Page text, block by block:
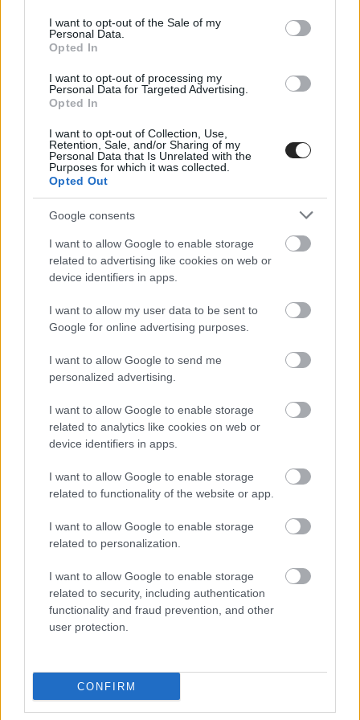
consent section.
I want to opt-out of the Sale of my
Personal Data.
Opted In
I want to opt-out of processing my
Personal Data for Targeted Advertising.
Opted In
I want to opt-out of Collection, Use,
Retention, Sale, and/or Sharing of my
Personal Data that Is Unrelated with the
Purposes for which it was collected.
Opted Out
Google consents
I want to allow Google to enable storage
related to advertising like cookies on web or
device identifiers in apps.
I want to allow my user data to be sent to
Google for online advertising purposes.
I want to allow Google to send me
personalized advertising.
I want to allow Google to enable storage
related to analytics like cookies on web or
device identifiers in apps.
I want to allow Google to enable storage
related to functionality of the website or app.
I want to allow Google to enable storage
related to personalization.
I want to allow Google to enable storage
related to security, including authentication
functionality and fraud prevention, and other
user protection.
CONFIRM
απαντά σε περίπου 29.000 μηνύματα ανά
δευτερόλεπτο. Από έναν απλό μηχανισμό πρόσβασης
στη γνώση, έχει εξελιχθεί σε έναν ισχυρό βοηθό ικανό να
δημιουργεί κείμενο, εικόνες, βίντεο, κώδικα και να
ερμηνεύει γραφήματα. Οι προηγμένες δυνατότητες
συλλογισμού του το καθιστούν χρήσιμο σε πολλαπλές
Το ChatGPT έχει εξελιχθεί σε εκπαιδευτικό coach,
εμπιστευτικό σύμβουλο, ψυχολόγο και βοηθό αγορών.
Από τον Δεκέμβριο, η OpenAI θα επιτρέπει μάλιστα και
ερωτικές συνομιλίες στην πλατφόρμα. Η μνήμη του
συστήματος επιτρέπει την παροχή ολοένα πιο
εξατομικευμένων απαντήσεων. Πρόσφατα, η εταιρεία
εισήγαγε ομαδικές συνομιλίες στο ChatGPT, όπου οι
συμμετέχοντες μπορούν να οργανώσουν ταξίδια, να
συγγράψουν έγγραφα ή να διεξάγουν συλλογική έρευνα,
δίνοντάς του χαρακτηριστικά εφαρμογής μηνυμάτων ή
κοινωνικού δικτύου, εισβάλλοντας στο χώρο ομίλων
όπως η Meta.
Το Sora της OpenAI είναι ένα ισχυρό μοντέλο τεχνητής
νοημοσύνης που δημιουργεί υψηλής ποιότητας
ρεαλιστικά βίντεο με συγχρονισμένο ήχο από απλές
περιγραφές κειμένου ή εικόνες. Photo: AFPForum
H AI αυτοκρατορία αντεπιτίθεται
Η OpenAI κινείται επιθετικά σε πολλαπλά μέτωπα. Το
φθινόπωρο ανακοίνωσε τη δημιουργία του “Sora”, ενός
εικόνων και βίντεο με τεχνητή νοημοσύνη, που έκανε
θραύση με το λανσάρισμά του χάρη στα υπερρεαλιστικά
κοινωνικό δίκτυο, επιτρέποντας μακροπρόθεσμα τη
δημιουργία εσόδων μέσω της παραγωγής βίντεο.
Παράλληλα, η, εταιρεία λάνσαρε τον “Atlas”, έναν
ιστοσελίδα, ο AI βοηθός μπορεί να την συνοψίσει, να την
μεταφράσει ή να απαντήσει σε ερωτήσεις χωρίς να
χρειάζεται να εγκαταλείψει τη σελίδα. Ο στόχος είναι να